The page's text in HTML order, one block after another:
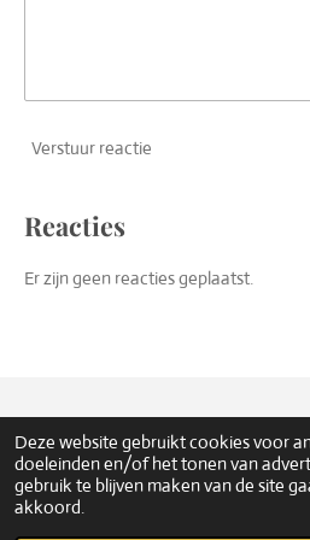
Deze website gebruikt cookies voor
doeleinden en/of het tonen van
gebruik te blijven maken van de site
akkoord.
Verstuur reactie
Reacties
Er zijn geen reacties geplaatst.
© 2017 Sint Joris Gilde Oirschot